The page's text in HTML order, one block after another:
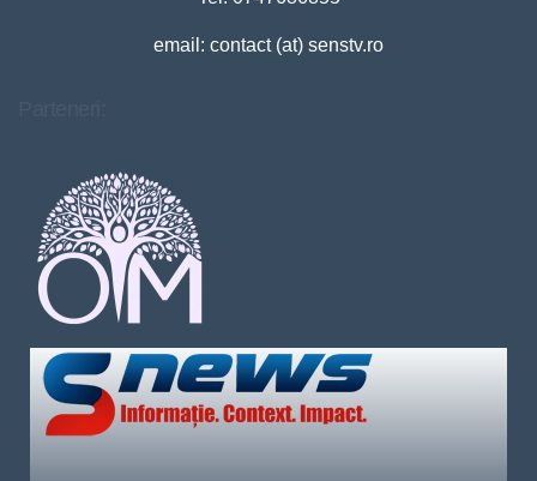
email: contact (at) senstv.ro